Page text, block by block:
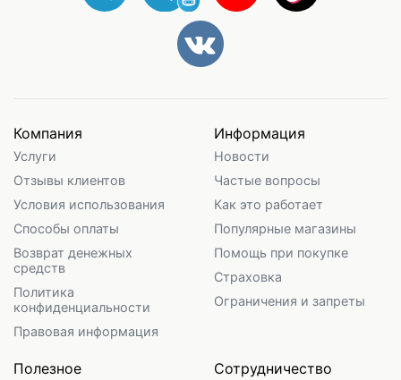
Компания
Услуги
Отзывы клиентов
Условия использования
Способы оплаты
Возврат денежных
средств
Политика
конфиденциальности
Правовая информация
Информация
Новости
Частые вопросы
Как это работает
Популярные магазины
Помощь при покупке
Страховка
Ограничения и запреты
Полезное Сотрудничество